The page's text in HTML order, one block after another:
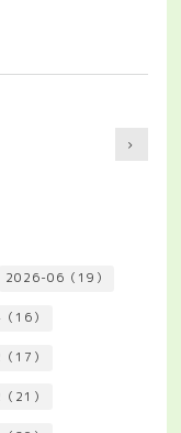
2026-06（19）
16）
17）
21）